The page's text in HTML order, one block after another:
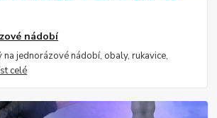
nádobí
na jednorázové nádobí, obaly, rukavice,
celé